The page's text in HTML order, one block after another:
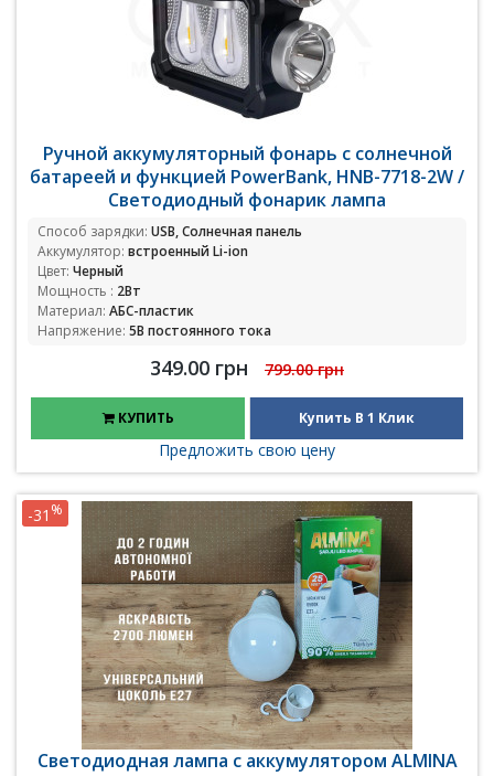
Ручной аккумуляторный фонарь с солнечной
батареей и функцией PowerBank, HNB-7718-2W /
Светодиодный фонарик лампа
Способ зарядки: USB, Солнечная панель
Аккумулятор: встроенный Li-ion
Цвет: Черный
Мощность : 2Вт
Материал: АБС-пластик
Напряжение: 5В постоянного тока
349.00 грн 799.00 грн
КУПИТЬ Купить В 1 Клик
Предложить свою цену
Светодиодная лампа с аккумулятором ALMINA
-31 %